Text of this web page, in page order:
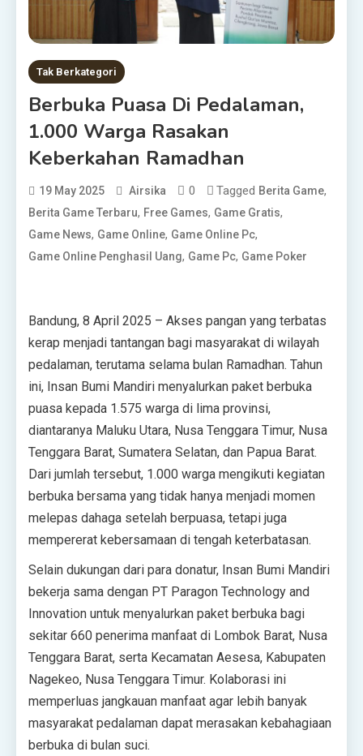
Tak Berkategori
Berbuka Puasa Di Pedalaman,
1.000 Warga Rasakan
Keberkahan Ramadhan
19 May 2025 Airsika 0 Tagged Berita Game,
Berita Game Terbaru, Free Games, Game Gratis,
Game News, Game Online, Game Online Pc,
Game Online Penghasil Uang, Game Pc, Game Poker
Bandung, 8 April 2025 – Akses pangan yang terbatas
kerap menjadi tantangan bagi masyarakat di wilayah
pedalaman, terutama selama bulan Ramadhan. Tahun
ini, Insan Bumi Mandiri menyalurkan paket berbuka
puasa kepada 1.575 warga di lima provinsi,
diantaranya Maluku Utara, Nusa Tenggara Timur, Nusa
Tenggara Barat, Sumatera Selatan, dan Papua Barat.
Dari jumlah tersebut, 1.000 warga mengikuti kegiatan
berbuka bersama yang tidak hanya menjadi momen
melepas dahaga setelah berpuasa, tetapi juga
mempererat kebersamaan di tengah keterbatasan.
Selain dukungan dari para donatur, Insan Bumi Mandiri
bekerja sama dengan PT Paragon Technology and
Innovation untuk menyalurkan paket berbuka bagi
sekitar 660 penerima manfaat di Lombok Barat, Nusa
Tenggara Barat, serta Kecamatan Aesesa, Kabupaten
Nagekeo, Nusa Tenggara Timur. Kolaborasi ini
memperluas jangkauan manfaat agar lebih banyak
masyarakat pedalaman dapat merasakan kebahagiaan
berbuka di bulan suci.